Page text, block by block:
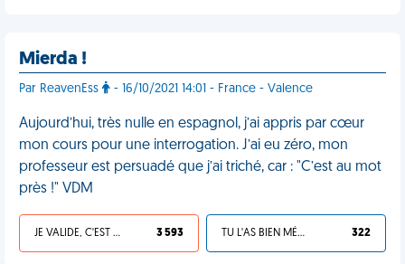
Mierda !
Par ReavenEss - 16/10/2021 14:01 - France - Valence
Aujourd’hui, très nulle en espagnol, j’ai appris par cœur
mon cours pour une interrogation. J’ai eu zéro, mon
professeur est persuadé que j’ai triché, car : "C’est au mot
près !" VDM
JE VALIDE, C'EST UNE VDM 3 593 TU L'AS BIEN MÉRITÉ 322